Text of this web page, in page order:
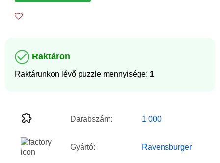
Raktáron
Raktárunkon lévő puzzle mennyisége: 1
Darabszám: 1 000
Gyártó: Ravensburger